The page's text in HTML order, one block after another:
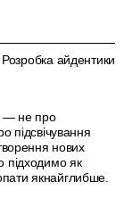
Розробка айдентики
— не про
підсвічування
нових
підходимо як
якнайглибше.